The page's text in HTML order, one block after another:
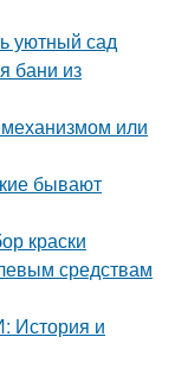
уютный сад
бани из
или
бывают
краски
средствам
и